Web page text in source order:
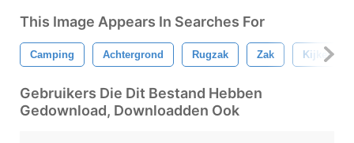
This Image Appears In Searches For
Camping Achtergrond Rugzak Zak Kijker
Gebruikers Die Dit Bestand Hebben
Gedownload, Downloadden Ook